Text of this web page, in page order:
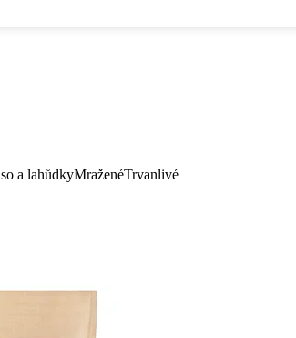
a lahůdkyMraženéTrvanlivé